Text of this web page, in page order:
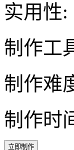
实用性:
制作工
制作难
制作时
立即制作